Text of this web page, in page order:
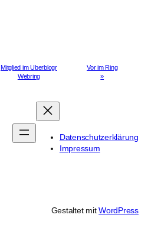
Mitglied im Uberblogr
Webring
Vor im Ring
»
Datenschutzerklärung
Impressum
Gestaltet mitWordPress